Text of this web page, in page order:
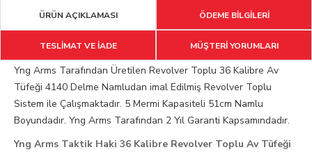
ÜRÜN AÇIKLAMASI ÖDEME BİLGİLERİ
TESLİMAT VE İADE MÜŞTERİ YORUMLARI
Yng Arms Tarafından Üretilen Revolver Toplu 36 Kalibre Av
Tüfeği 4140 Delme Namludan imal Edilmiş Revolver Toplu
Sistem ile Çalışmaktadır. 5 Mermi Kapasiteli 51cm Namlu
Boyundadır. Yng Arms Tarafından 2 Yıl Garanti Kapsamındadır.
Yng Arms Taktik Haki 36 Kalibre Revolver Toplu Av Tüfeği